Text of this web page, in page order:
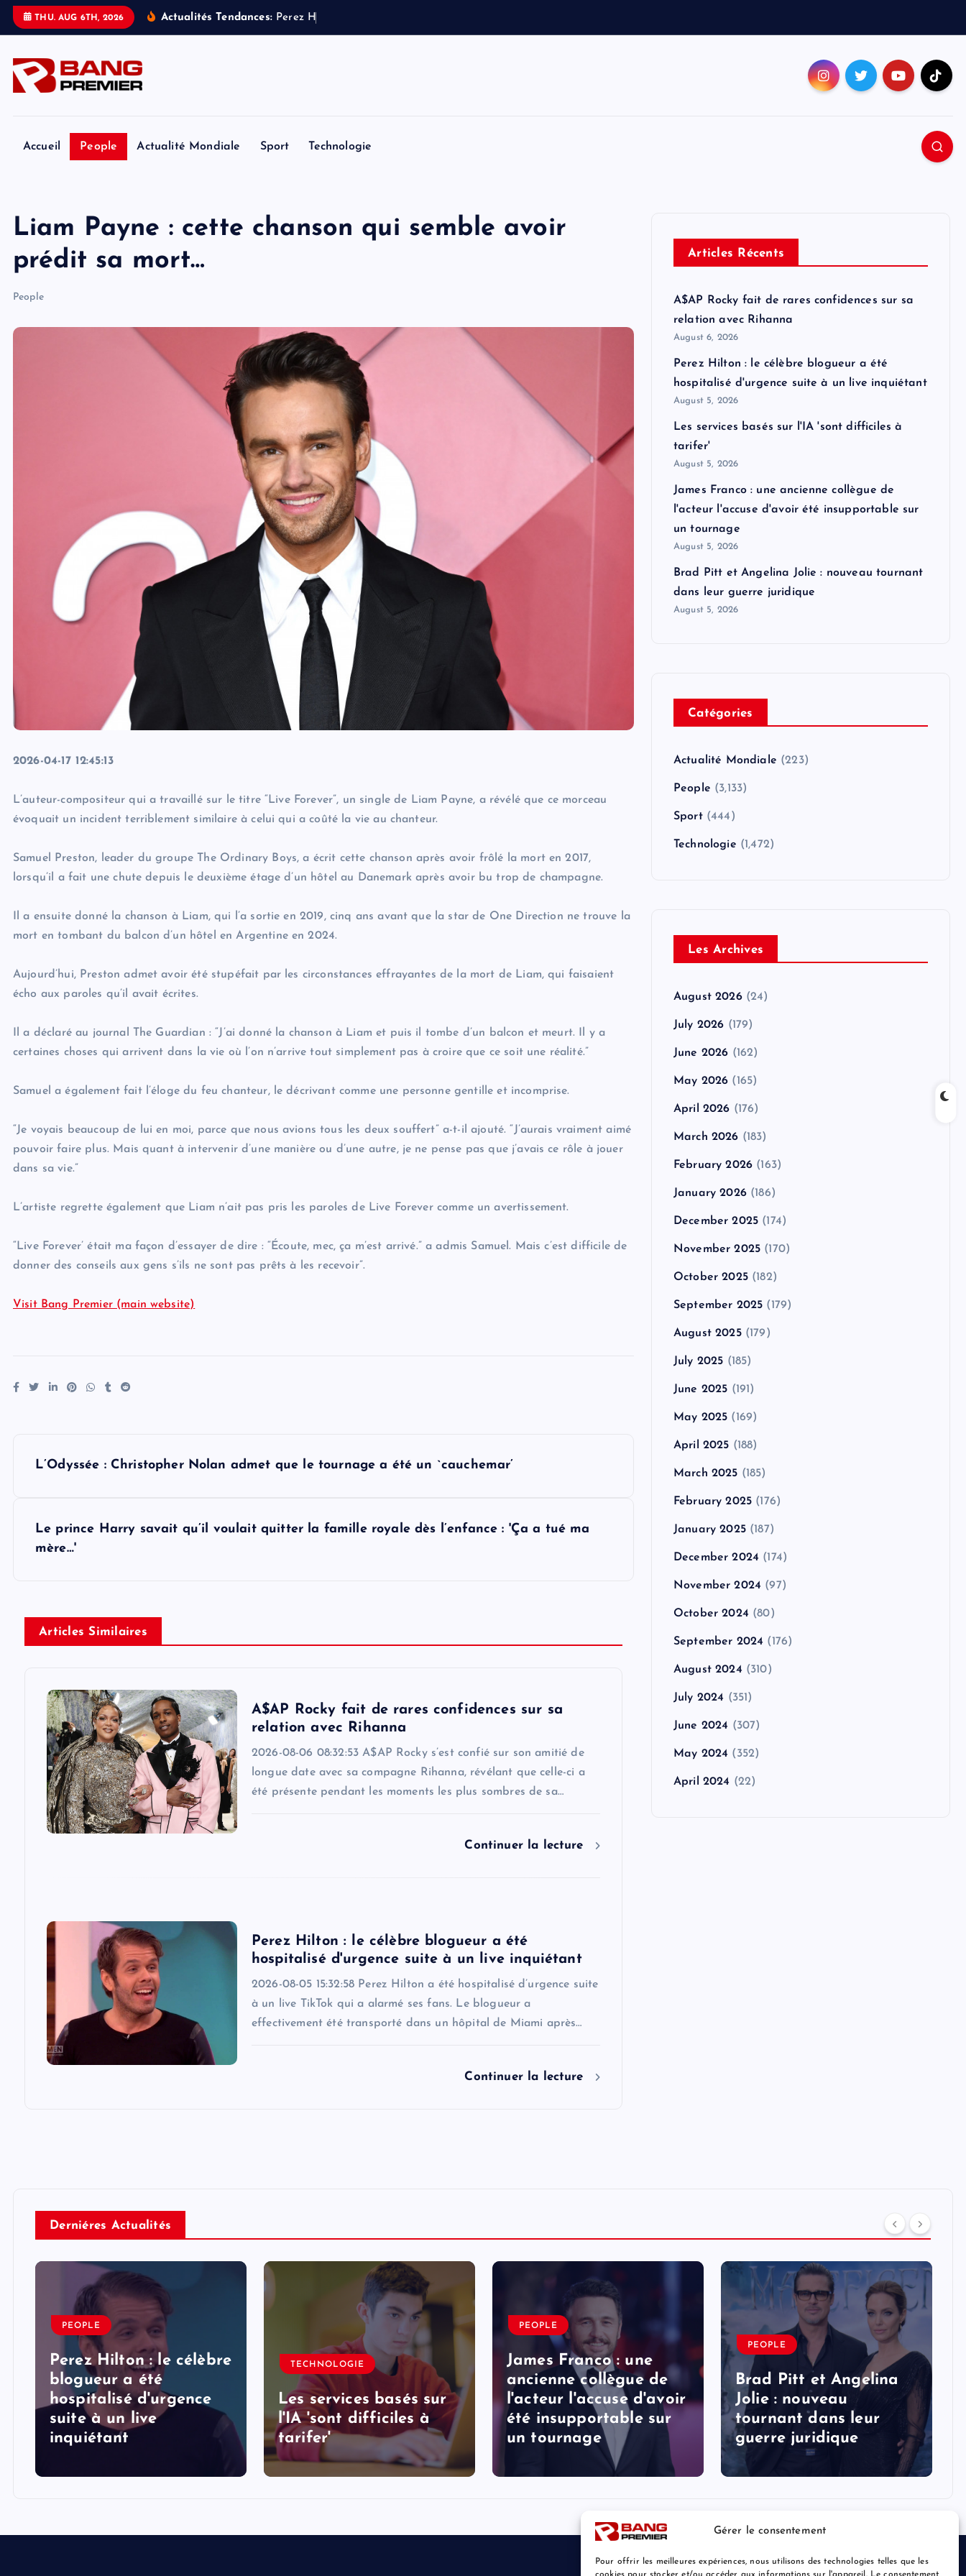
Gérer le consentement
Pour offrir les meilleures expériences, nous utilisons des technologies telles que les
THU. AUG 6TH, 2026 Actualités Tendances: Perez H
Accueil People Actualité Mondiale Sport Technologie
Liam Payne : cette chanson qui semble avoir
prédit sa mort…
People
2026-04-17 12:45:13
L’auteur-compositeur qui a travaillé sur le titre “Live Forever”, un single de Liam Payne, a révélé que ce morceau
évoquait un incident terriblement similaire à celui qui a coûté la vie au chanteur.
Samuel Preston, leader du groupe The Ordinary Boys, a écrit cette chanson après avoir frôlé la mort en 2017,
lorsqu’il a fait une chute depuis le deuxième étage d’un hôtel au Danemark après avoir bu trop de champagne.
Il a ensuite donné la chanson à Liam, qui l’a sortie en 2019, cinq ans avant que la star de One Direction ne trouve la
mort en tombant du balcon d’un hôtel en Argentine en 2024.
Aujourd’hui, Preston admet avoir été stupéfait par les circonstances effrayantes de la mort de Liam, qui faisaient
écho aux paroles qu’il avait écrites.
Il a déclaré au journal The Guardian : “J’ai donné la chanson à Liam et puis il tombe d’un balcon et meurt. Il y a
certaines choses qui arrivent dans la vie où l’on n’arrive tout simplement pas à croire que ce soit une réalité.”
Samuel a également fait l’éloge du feu chanteur, le décrivant comme une personne gentille et incomprise.
“Je voyais beaucoup de lui en moi, parce que nous avions tous les deux souffert” a-t-il ajouté. “J’aurais vraiment aimé
pouvoir faire plus. Mais quant à intervenir d’une manière ou d’une autre, je ne pense pas que j’avais ce rôle à jouer
dans sa vie.”
L’artiste regrette également que Liam n’ait pas pris les paroles de Live Forever comme un avertissement.
“Live Forever’ était ma façon d’essayer de dire : “Écoute, mec, ça m’est arrivé.” a admis Samuel. Mais c’est difficile de
donner des conseils aux gens s’ils ne sont pas prêts à les recevoir”.
Visit Bang Premier (main website)
n
a
L’Odyssée : Christopher Nolan admet que le tournage a été un `cauchemar’
Le prince Harry savait qu’il voulait quitter la famille royale dès l’enfance : 'Ça a tué ma
mère…'
Articles Similaires
A$AP Rocky fait de rares confidences sur sa
relation avec Rihanna
2026-08-06 08:32:53 A$AP Rocky s’est confié sur son amitié de
longue date avec sa compagne Rihanna, révélant que celle-ci a
été présente pendant les moments les plus sombres de sa…
Continuer la lecture
Perez Hilton : le célèbre blogueur a été
hospitalisé d'urgence suite à un live inquiétant
2026-08-05 15:32:58 Perez Hilton a été hospitalisé d’urgence suite
à un live TikTok qui a alarmé ses fans. Le blogueur a
effectivement été transporté dans un hôpital de Miami après…
Continuer la lecture
Articles Récents
A$AP Rocky fait de rares confidences sur sa
relation avec Rihanna
August 6, 2026
Perez Hilton : le célèbre blogueur a été
hospitalisé d'urgence suite à un live inquiétant
August 5, 2026
Les services basés sur l'IA 'sont difficiles à
tarifer'
August 5, 2026
James Franco : une ancienne collègue de
l'acteur l'accuse d'avoir été insupportable sur
un tournage
August 5, 2026
Brad Pitt et Angelina Jolie : nouveau tournant
dans leur guerre juridique
August 5, 2026
Catégories
Actualité Mondiale (223)
People (3,133)
Sport(444)
Technologie (1,472)
Les Archives
August 2026(24)
July 2026 (179)
June 2026 (162)
May 2026 (165)
April 2026 (176)
March 2026 (183)
February 2026 (163)
January 2026(186)
December 2025 (174)
November 2025 (170)
October 2025(182)
September 2025 (179)
August 2025(179)
July 2025 (185)
June 2025 (191)
May 2025 (169)
April 2025 (188)
March 2025 (185)
February 2025 (176)
January 2025(187)
December 2024 (174)
November 2024 (97)
October 2024 (80)
September 2024 (176)
August 2024 (310)
July 2024 (351)
June 2024 (307)
May 2024 (352)
April 2024 (22)
Derniéres Actualités
PEOPLE
Perez Hilton : le célèbre
blogueur a été
hospitalisé d'urgence
suite à un live
inquiétant
TECHNOLOGIE
Les services basés sur
l'IA 'sont difficiles à
tarifer'
PEOPLE
James Franco : une
ancienne collègue de
l'acteur l'accuse d'avoir
été insupportable sur
un tournage
PEOPLE
Brad Pitt et Angelina
Jolie : nouveau
tournant dans leur
guerre juridique